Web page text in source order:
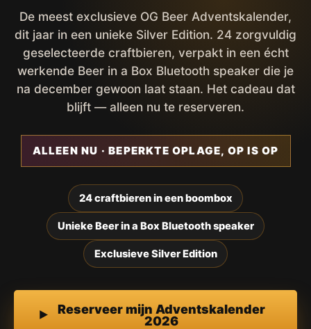
De meest exclusieve OG Beer Adventskalender,
dit jaar in een unieke Silver Edition. 24 zorgvuldig
geselecteerde craftbieren, verpakt in een écht
werkende Beer in a Box Bluetooth speaker die je
na december gewoon laat staan. Het cadeau dat
blijft — alleen nu te reserveren.
ALLEEN NU · BEPERKTE OPLAGE, OP IS OP
24 craftbieren in een boombox
Unieke Beer in a Box Bluetooth speaker
Exclusieve Silver Edition
Reserveer mijn Adventskalender
2026